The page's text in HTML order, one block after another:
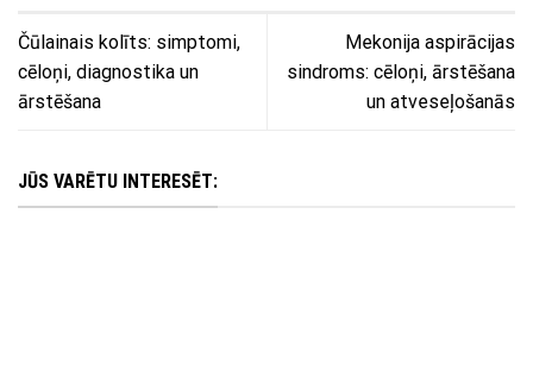
Čūlainais kolīts: simptomi,
cēloņi, diagnostika un
ārstēšana
Mekonija aspirācijas
sindroms: cēloņi, ārstēšana
un atveseļošanās
JŪS VARĒTU INTERESĒT: